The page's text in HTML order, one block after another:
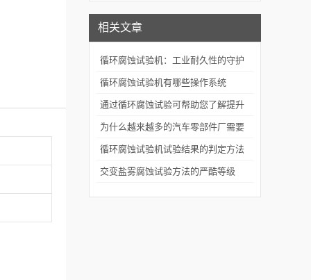
相关文章
循环腐蚀试验机：工业耐久性的守护
者
循环腐蚀试验机有哪些操作系统
通过循环腐蚀试验可帮助您了解提升
产品
为什么越来越多的汽车零部件厂需要
循环腐蚀试验机
循环腐蚀试验机试验结果的判定方法
有哪些
交变盐雾腐蚀试验方法的严酷等级